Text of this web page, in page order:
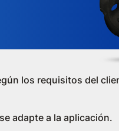
los requisitos del
adapte a la aplicación.